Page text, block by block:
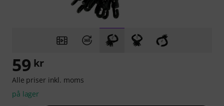
59 kr
Alle priser inkl. moms
på lager